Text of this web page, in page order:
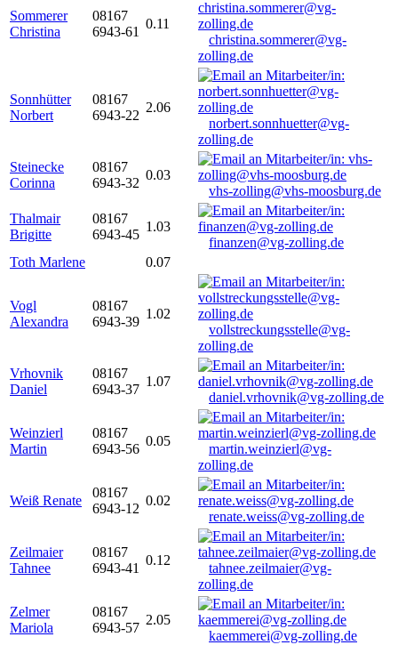
Sommerer
Christina
08167
6943-61
0.11
christina.sommerer@vg-
zolling.de
Sonnhütter
Norbert
08167
6943-22
2.06
norbert.sonnhuetter@vg-
zolling.de
Steinecke
Corinna
08167
6943-32
0.03
vhs-zolling@vhs-moosburg.de
Thalmair
Brigitte
08167
6943-45
1.03
finanzen@vg-zolling.de
Toth Marlene
0.07
Vogl
Alexandra
08167
6943-39
1.02
vollstreckungsstelle@vg-
zolling.de
Vrhovnik
Daniel
08167
6943-37
1.07
daniel.vrhovnik@vg-zolling.de
Weinzierl
Martin
08167
6943-56
0.05
martin.weinzierl@vg-
zolling.de
Weiß Renate
08167
6943-12
0.02
renate.weiss@vg-zolling.de
Zeilmaier
Tahnee
08167
6943-41
0.12
tahnee.zeilmaier@vg-
zolling.de
Zelmer
Mariola
08167
6943-57
2.05
kaemmerei@vg-zolling.de